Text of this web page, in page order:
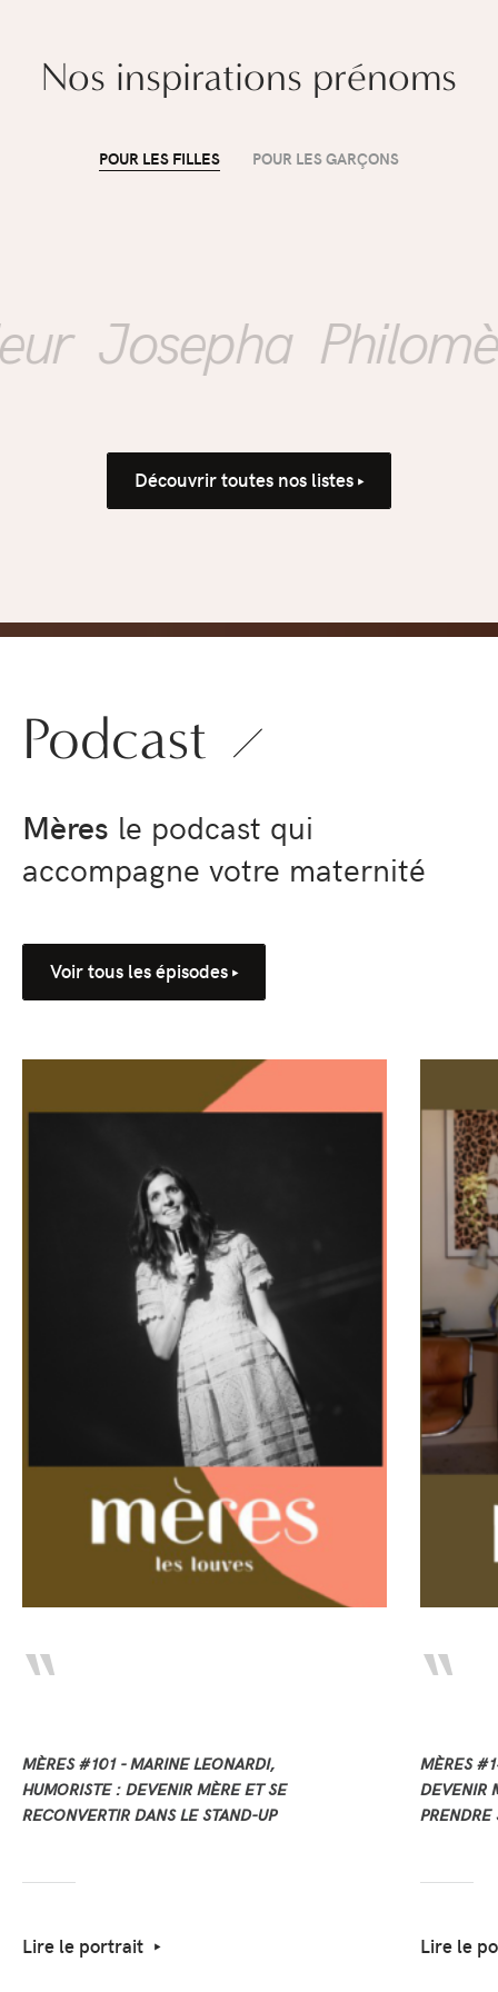
l'école : comment
propreté sans
pression
Nos inspirations prénoms
POUR LES FILLES POUR LES GARÇONS
Josepha Philomène
Découvrir toutes nos listes
Podcast
Mères le podcast qui
accompagne votre maternité
Voir tous les épisodes
MÈRES #101 - MARINE LEONARDI,
HUMORISTE : DEVENIR MÈRE ET SE
RECONVERTIR DANS LE STAND-UP
Lire le portrait
MÈRES
DEVENIR
Lire le